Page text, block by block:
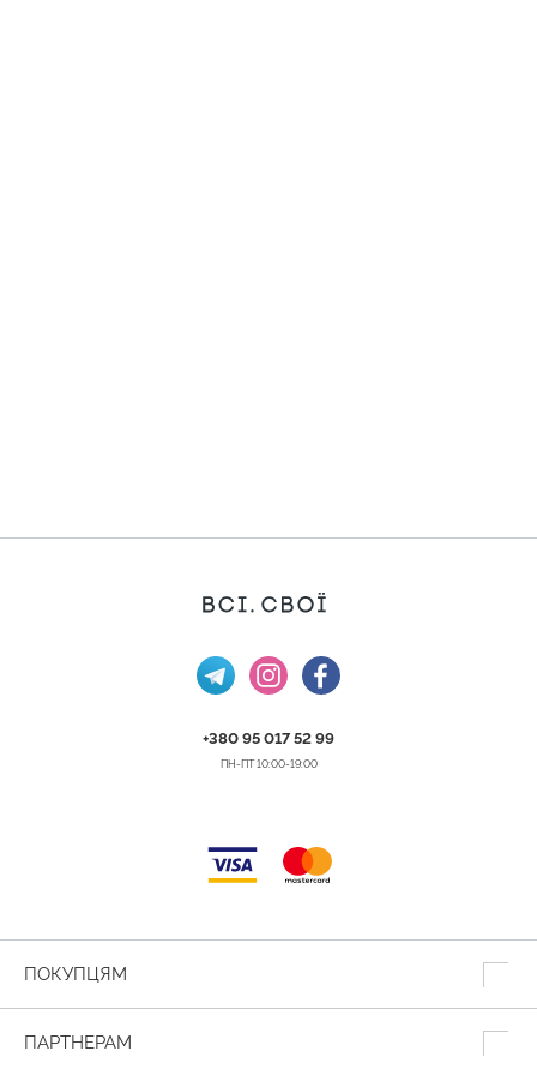
+380 95 017 52 99
ПН-ПТ 10:00-19:00
ПОКУПЦЯМ
ПАРТНЕРАМ